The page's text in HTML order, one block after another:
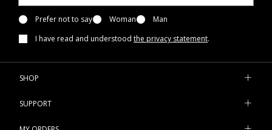
Prefer not to say Woman
Man
I have read and understood the privacy statement.
SHOP
SUPPORT